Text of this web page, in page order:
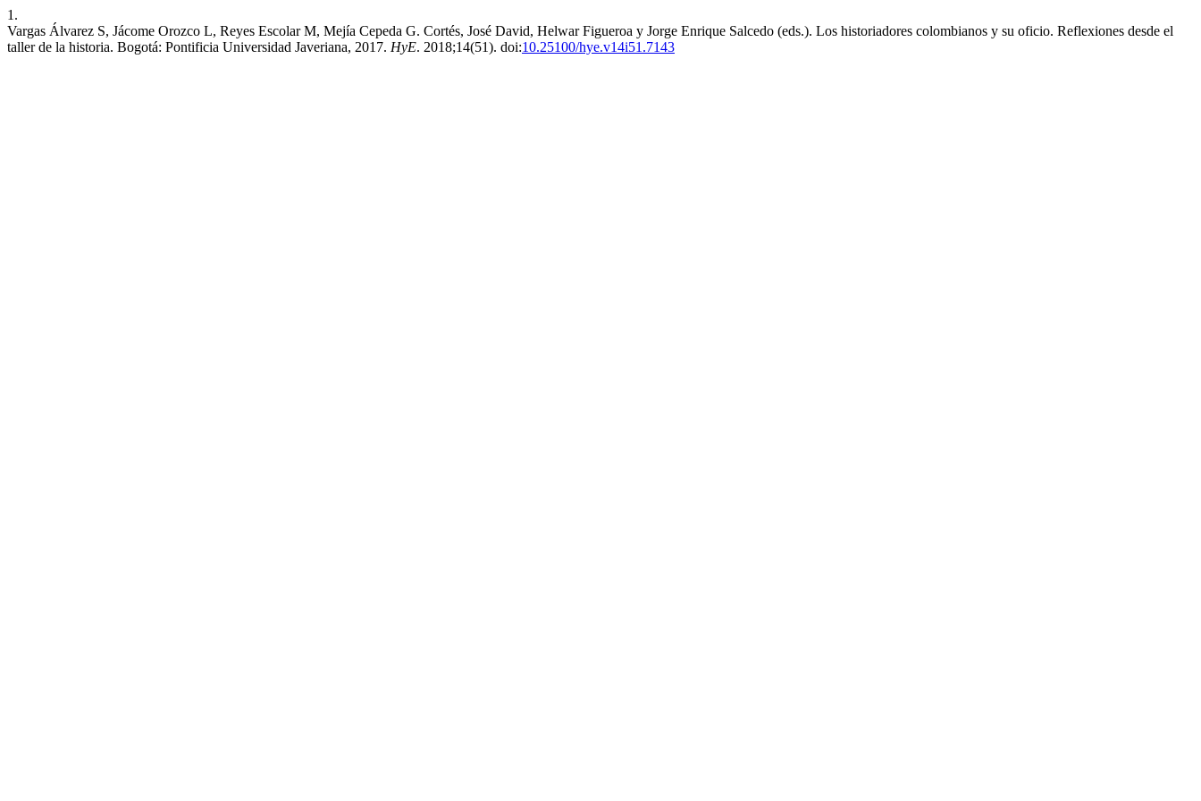
1.
Vargas Álvarez S, Jácome Orozco L, Reyes Escolar M, Mejía Cepeda G. Cortés, José David, Helwar Figueroa y Jorge Enrique Salcedo (eds.). Los historiadores colombianos y su oficio. Reflexiones desde el
taller de la historia. Bogotá: Pontificia Universidad Javeriana, 2017. HyE. 2018;14(51). doi:10.25100/hye.v14i51.7143